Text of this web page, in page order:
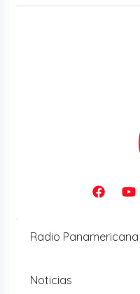
Radio Panamericana
Noticias